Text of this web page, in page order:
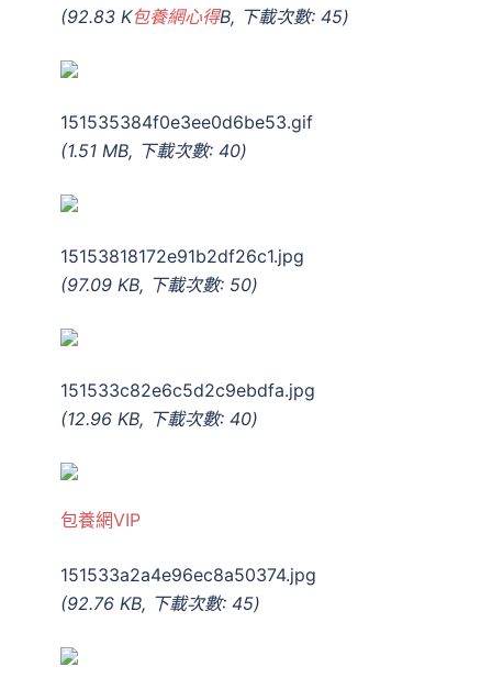
(92.83 K包養網心得B, 下載次數: 45)
151535384f0e3ee0d6be53.gif
(1.51 MB, 下載次數: 40)
15153818172e91b2df26c1.jpg
(97.09 KB, 下載次數: 50)
151533c82e6c5d2c9ebdfa.jpg
(12.96 KB, 下載次數: 40)
包養網VIP
151533a2a4e96ec8a50374.jpg
(92.76 KB, 下載次數: 45)